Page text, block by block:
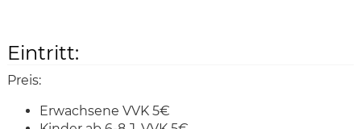
Eintritt:
Preis:
Erwachsene VVK 5€